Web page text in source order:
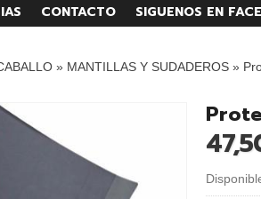
CONTACTO SIGUENOS EN
» MANTILLAS Y SUDADEROS»